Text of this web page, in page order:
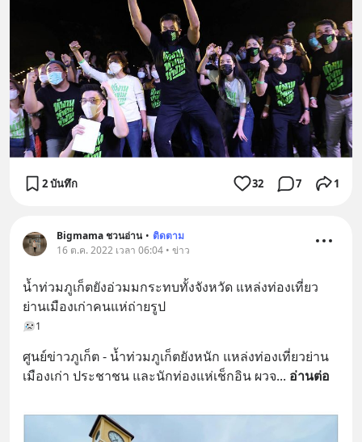
2 บันทึก 32 7 1
Bigmama ชวนอ่าน • ติดตาม
16 ต.ค. 2022 เวลา 06:04 • ข่าว
น้ำท่วมภูเก็ตยังอ่วมมกระทบทั้งจังหวัด แหล่งท่องเที่ยว
ย่านเมืองเก่าคนแห่ถ่ายรูป
1
ศูนย์ข่าวภูเก็ต - น้ำท่วมภูเก็ตยังหนัก แหล่งท่องเที่ยวย่าน
เมืองเก่า ประชาชน และนักท่องแห่เช็กอิน ผวจ... อ่านต่อ